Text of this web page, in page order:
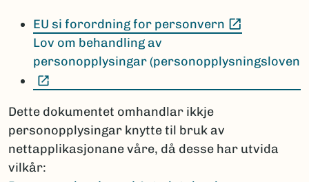
EU si forordning for personvern
Lov om behandling av
personopplysingar (personopplysningsloven
Dette dokumentet omhandlar ikkje
personopplysingar knytte til bruk av
nettapplikasjonane våre, då desse har utvida
vilkår: